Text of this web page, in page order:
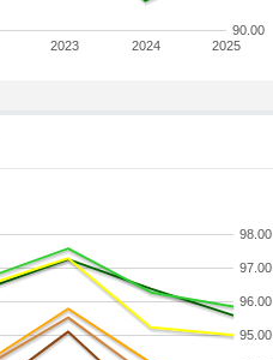
2023 2024 2025
90.00
95.00
96.00
97.00
98.00